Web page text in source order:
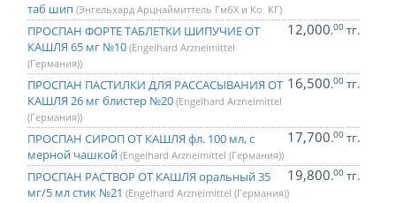
таб шип (Энгельхард Арцнаймиттель ГмбХ и Ко. КГ)
ПРОСПАН ФОРТЕ ТАБЛЕТКИ ШИПУЧИЕ ОТ
КАШЛЯ 65 мг №10 (Engelhard Arzneimittel
(Германия))
12,000.00 тг.
ПРОСПАН ПАСТИЛКИ ДЛЯ РАССАСЫВАНИЯ ОТ
КАШЛЯ 26 мг блистер №20 (Engelhard Arzneimittel
(Германия))
16,500.00 тг.
ПРОСПАН СИРОП ОТ КАШЛЯ фл. 100 мл, с
мерной чашкой (Engelhard Arzneimittel (Германия))
17,700.00 тг.
ПРОСПАН РАСТВОР ОТ КАШЛЯ оральный 35
мг/5 мл стик №21 (Engelhard Arzneimittel (Германия))
19,800.00 тг.